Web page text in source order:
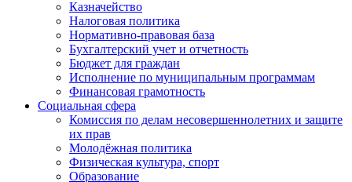
Казначейство
Налоговая политика
Нормативно-правовая база
Бухгалтерский учет и отчетность
Бюджет для граждан
Исполнение по муниципальным программам
Финансовая грамотность
Социальная сфера
Комиссия по делам несовершеннолетних и защите
их прав
Молодёжная политика
Физическая культура, спорт
Образование